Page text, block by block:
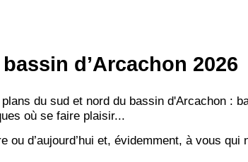
d’Arcachon 2026
du sud et nord du bassin d'Arcachon :
où se faire plaisir...
d’aujourd’hui et, évidemment, à vous qui